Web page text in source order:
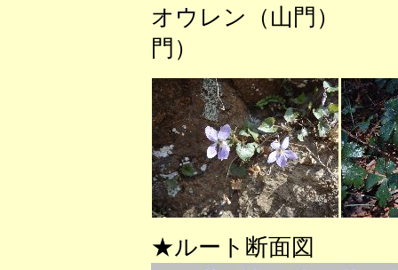
オウレン（山門）
門）
★ルート断面図